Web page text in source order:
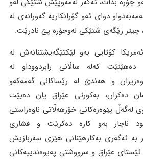
دوای ئەو گۆرانکاریە گەورانەی لە
چیتر رێگەی شتێکی لەوجۆرە پێ نادرێت.
کۆتایی بەو لێکتێگەیشتنانەش لە
کەلە ساڵانی رابردووداو لە
و هەندێ لە رێساکانی گەمەکەو
دەکران، بەکورتی عێراق یان دەبێت
لەگەڵ پێوەرەکانی خۆرهەڵاتی ناوەراستی
ناچار بەو کارە دەکرێت و فشاری
بە ئەگەری بەکارهێنانی هێزی سەربازیش
عێراق و سرووشتی پەیوەندییەکانی